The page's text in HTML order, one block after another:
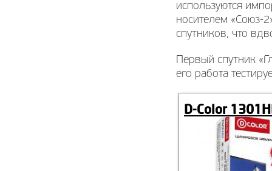
используются
носителем «Союз-
спутников, что
Первый спутник
его работа
D-Сolor